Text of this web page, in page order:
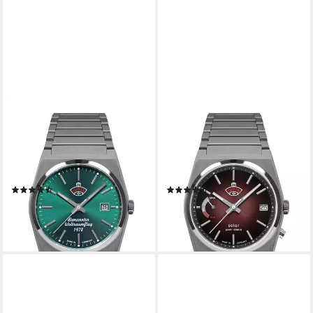
Automatikuhr Space Control
Automatik 4660M-4,
Armbanduhr, Herrenuhr,
Datum, Saphirglas, Made in
Germany (2)
ab 399,61 € UVP449,00 €
-11%
lieferbar - in 1-2 Werktagen bei dir
Solaruhr Space Control Solar
4640M-5, Armbanduhr,
Herrenuhr, Datum, Saphirglas,
Made in Germany
(2)
ab 337,31 € UVP379,00 €
-11%
lieferbar - in 1-2 Werktagen bei dir